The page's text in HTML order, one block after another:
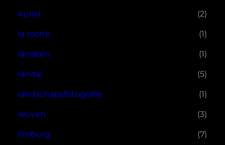
kunst (2)
la roche (1)
lanaken (1)
landal (5)
landschapsfotografie (1)
leuven (3)
limburg (7)